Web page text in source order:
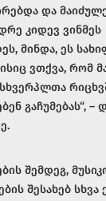
და
კიდევ ვინმეს
მინდა, ეს
ვთქვა, რომ
გაჩუმებას“, –
შემდეგ,
შესახებ სხვა